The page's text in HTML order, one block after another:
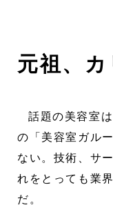
元祖、
話題の美容室
の「美容室ガル
ない。技術、サ
れをとっても業
だ。